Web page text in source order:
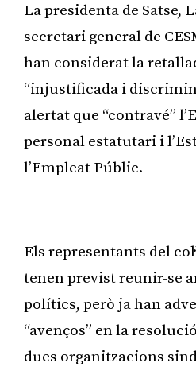
La presidenta de Satse,
secretari general de
han considerat la
“injustificada i
alertat que “contravé”
personal estatutari i
l’Empleat Públic.
Els representants del
tenen previst reunir-se
polítics, però ja han
“avenços” en la
dues organitzacions